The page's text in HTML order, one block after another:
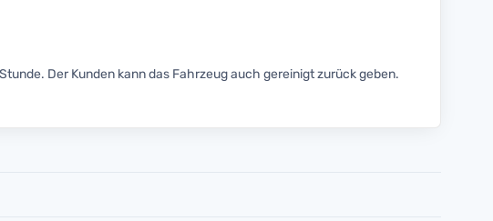
Der Kunden kann das Fahrzeug auch gereinigt zurück geben.